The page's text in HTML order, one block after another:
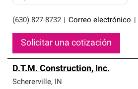
(630) 827-8732 Correo electrónico
Solicitar una cotización
D.T.M. Construction, Inc.
Schererville, IN